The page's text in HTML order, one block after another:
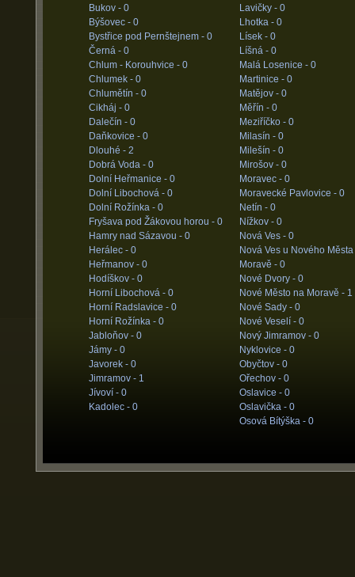
Bukov - 0
Býšovec - 0
Bystřice pod Pernštejnem - 0
Černá - 0
Chlum - Korouhvice - 0
Chlumek - 0
Chlumětín - 0
Cikháj - 0
Dalečín - 0
Daňkovice - 0
Dlouhé - 2
Dobrá Voda - 0
Dolní Heřmanice - 0
Dolní Libochová - 0
Dolní Rožínka - 0
Fryšava pod Žákovou horou - 0
Hamry nad Sázavou - 0
Herálec - 0
Heřmanov - 0
Hodíškov - 0
Horní Libochová - 0
Horní Radslavice - 0
Horní Rožínka - 0
Jabloňov - 0
Jámy - 0
Javorek - 0
Jimramov - 1
Jívoví - 0
Kadolec - 0
Lavičky - 0
Lhotka - 0
Lísek - 0
Líšná - 0
Malá Losenice - 0
Martinice - 0
Matějov - 0
Měřín - 0
Meziříčko - 0
Milasín - 0
Milešín - 0
Mirošov - 0
Moravec - 0
Moravecké Pavlovice - 0
Netín - 0
Nížkov - 0
Nová Ves - 0
Nová Ves u Nového
Moravě - 0
Nové Dvory - 0
Nové Město na Moravě - 1
Nové Sady - 0
Nové Veselí - 0
Nový Jimramov - 0
Nyklovice - 0
Obyčtov - 0
Ořechov - 0
Oslavice - 0
Oslavička - 0
Osová Bítýška - 0